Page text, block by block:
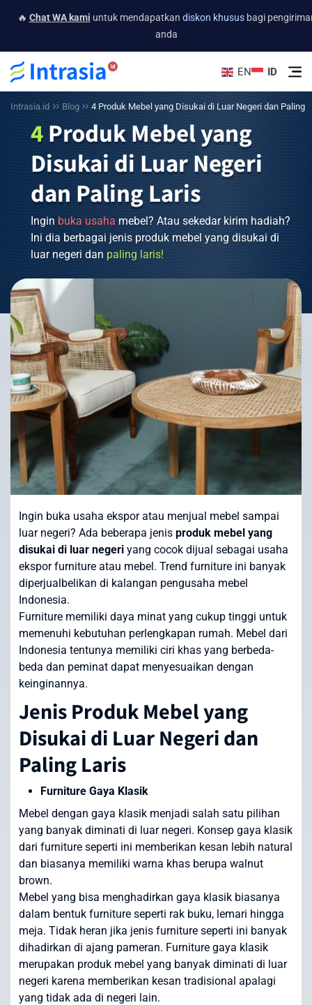
🔥 Chat WA kami untuk mendapatkan diskon khususbagi
anda
EN ID
Intrasia.id Blog 4 Produk Mebel yang Disukai di Luar Negeri dan Paling
4Produk Mebel yang
Disukai di Luar Negeri
dan Paling Laris
Ingin buka usaha mebel? Atau sekedar kirim hadiah?
Ini dia berbagai jenis produk mebel yang disukai di
luar negeri dan paling laris!
Ingin buka usaha ekspor atau menjual mebel sampai
luar negeri? Ada beberapa jenis produk mebel yang
disukai di luar negeri yang cocok dijual sebagai usaha
ekspor furniture atau mebel. Trend furniture ini banyak
diperjualbelikan di kalangan pengusaha mebel
Indonesia.
Furniture memiliki daya minat yang cukup tinggi untuk
memenuhi kebutuhan perlengkapan rumah. Mebel dari
Indonesia tentunya memiliki ciri khas yang berbeda-
beda dan peminat dapat menyesuaikan dengan
keinginannya.
Jenis Produk Mebel yang
Disukai di Luar Negeri dan
Paling Laris
Furniture Gaya Klasik
Mebel dengan gaya klasik menjadi salah satu pilihan
yang banyak diminati di luar negeri. Konsep gaya klasik
dari furniture seperti ini memberikan kesan lebih natural
dan biasanya memiliki warna khas berupa walnut
brown.
Mebel yang bisa menghadirkan gaya klasik biasanya
dalam bentuk furniture seperti rak buku, lemari hingga
meja. Tidak heran jika jenis furniture seperti ini banyak
dihadirkan di ajang pameran. Furniture gaya klasik
merupakan produk mebel yang banyak diminati di luar
negeri karena memberikan kesan tradisional apalagi
yang tidak ada di negeri lain.